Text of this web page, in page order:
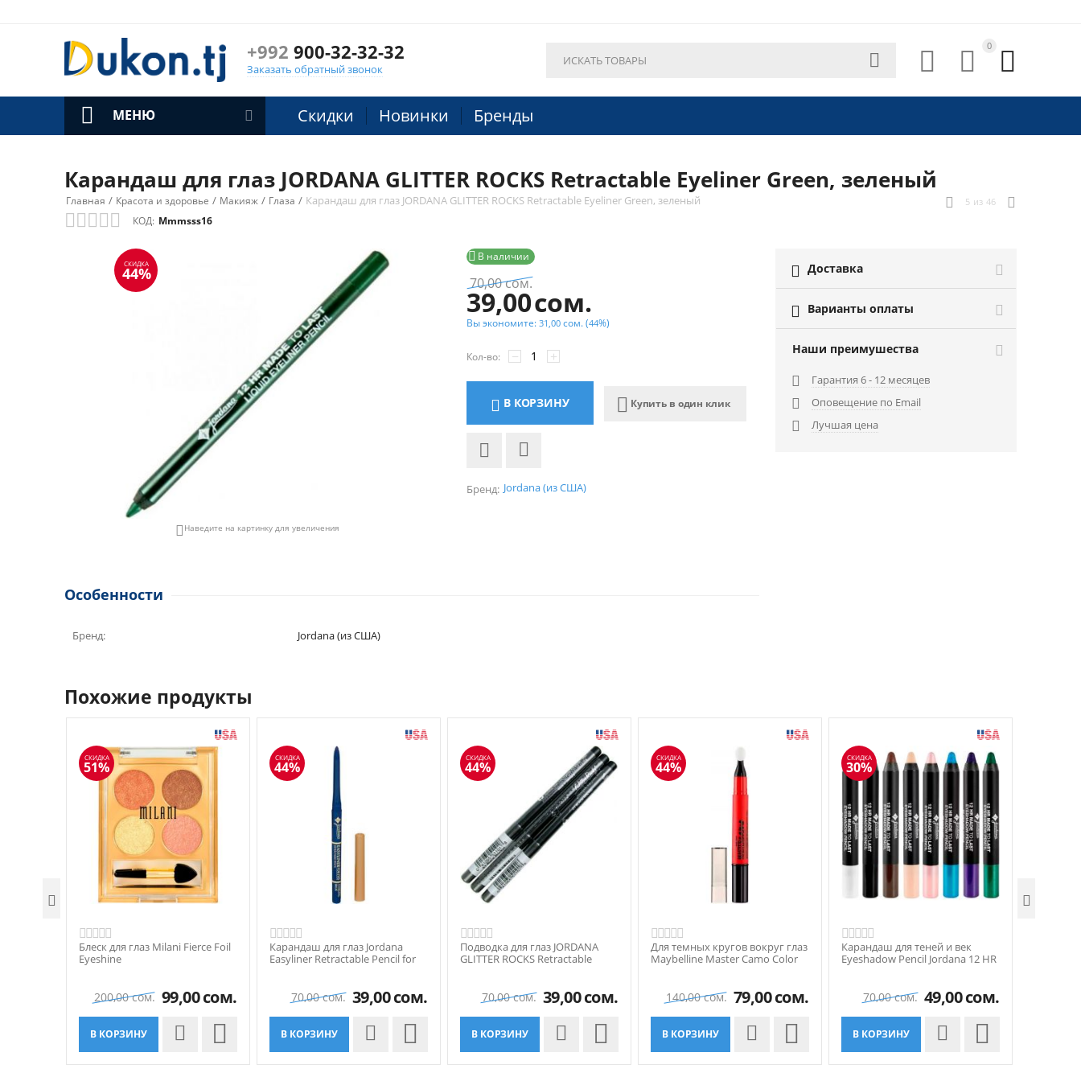
+992 900-32-32-32
Заказать обратный звонок
0




МЕНЮ Скидки Новинки Бренды
Карандаш для глаз JORDANA GLITTER ROCKS Retractable Eyeliner Green, зеленый
Главная / Красота и здоровье / Макияж / Глаза / Карандаш для глаз JORDANA GLITTER ROCKS Retractable Eyeliner Green, зеленый 5 из 46
КОД: Mmmsss16
СКИДКА
44%
 Наведите на картинку для увеличения
В наличии

70,00сом.
39,00сом.
Вы экономите: 31,00 сом.(44%)
Кол-во: +
−
В КОРЗИНУ Купить в один клик
Бренд: Jordana (из США)
 Доставка
 Варианты оплаты
Наши преимушества
 Гарантия 6 - 12 месяцев
 Оповещение по Email
 Лучшая цена
Особенности
Бренд: Jordana (из США)
Похожие продукты
СКИДКА
51%
Блеск для глаз Milani Fierce Foil
Eyeshine
200,00 сом. 99,00сом.
В КОРЗИНУ 
СКИДКА
44%
Карандаш для глаз Jordana
Easyliner Retractable Pencil for
70,00 сом. 39,00сом.
В КОРЗИНУ 
СКИДКА
44%
Подводка для глаз JORDANA
GLITTER ROCKS Retractable
70,00 сом. 39,00сом.
В КОРЗИНУ 
СКИДКА
44%
Для темных кругов вокруг глаз
Maybelline Master Camo Color
140,00 сом. 79,00сом.
В КОРЗИНУ 
СКИДКА
30%
Карандаш для теней и век
Eyeshadow Pencil Jordana 12 HR
70,00 сом. 49,00сом.
В КОРЗИНУ 
 